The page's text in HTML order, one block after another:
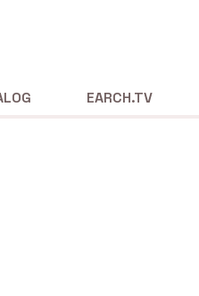
EARCH.TV